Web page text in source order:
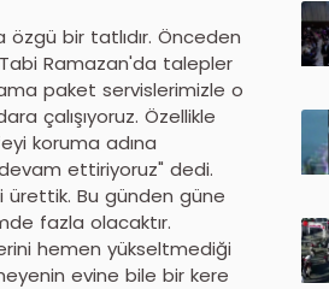
özgü bir tatlıdır. Önceden
Tabi Ramazan'da talepler
paket servislerimizle o
çalışıyoruz. Özellikle
koruma adına
ettiriyoruz" dedi.
Bu günden güne
fazla olacaktır.
hemen yükseltmediği
evine bile bir kere